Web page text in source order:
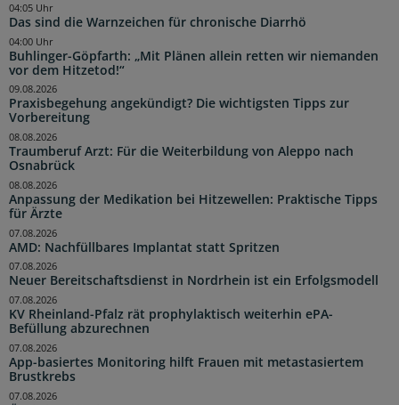
Das sind die Warnzeichen für chronische Diarrhö
04:05 Uhr
Buhlinger-Göpfarth: „Mit Plänen allein retten wir niemanden
vor dem Hitzetod!“
04:00 Uhr
Praxisbegehung angekündigt? Die wichtigsten Tipps zur
Vorbereitung
09.08.2026
Traumberuf Arzt: Für die Weiterbildung von Aleppo nach
Osnabrück
08.08.2026
Anpassung der Medikation bei Hitzewellen: Praktische Tipps
für Ärzte
08.08.2026
AMD: Nachfüllbares Implantat statt Spritzen
07.08.2026
Neuer Bereitschaftsdienst in Nordrhein ist ein Erfolgsmodell
07.08.2026
KV Rheinland-Pfalz rät prophylaktisch weiterhin ePA-
Befüllung abzurechnen
07.08.2026
App-basiertes Monitoring hilft Frauen mit metastasiertem
Brustkrebs
07.08.2026
07.08.2026